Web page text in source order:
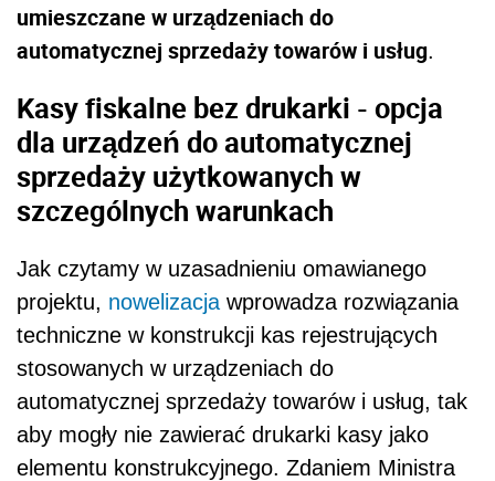
umieszczane w urządzeniach do
automatycznej sprzedaży towarów i usług.
Kasy fiskalne bez drukarki - opcja
dla urządzeń do automatycznej
sprzedaży użytkowanych w
szczególnych warunkach
Jak czytamy w uzasadnieniu omawianego
projektu, nowelizacja wprowadza rozwiązania
techniczne w konstrukcji kas rejestrujących
stosowanych w urządzeniach do
automatycznej sprzedaży towarów i usług, tak
aby mogły nie zawierać drukarki kasy jako
elementu konstrukcyjnego. Zdaniem Ministra